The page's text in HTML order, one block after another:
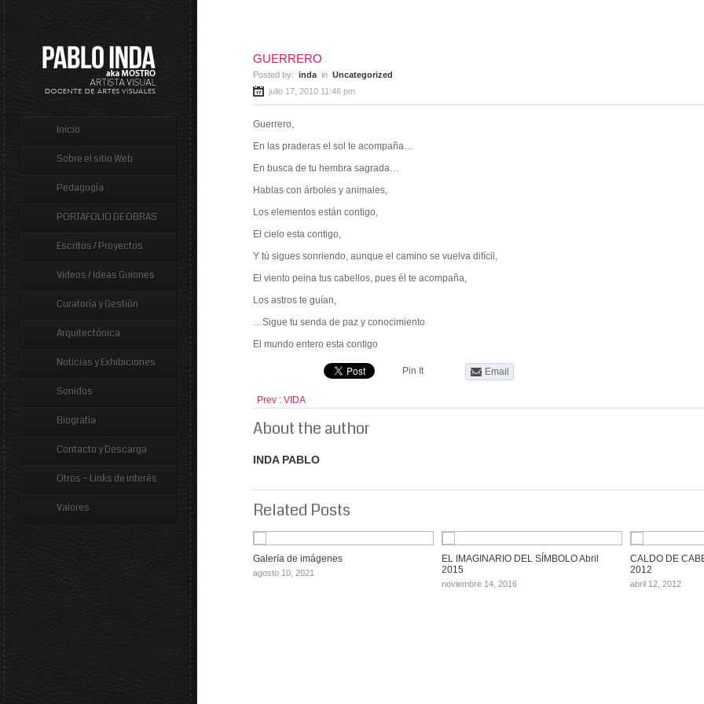
Inicio
Sobre el sitio Web
Pedagogía
PORTAFOLIO DE OBRAS
Escritos / Proyectos
Videos / Ideas Guiones
Curatoría y Gestión
Arquitectónica
Noticias y Exhibiciones
Sonidos
Biografía
Contacto y Descarga
Otros – Links de interés
Valores
GUERRERO
Posted by: inda in Uncategorized
julio 17, 2010 11:46 pm
Guerrero,
En las praderas el sol te acompaña…
En busca de tu hembra sagrada…
Hablas con árboles y animales,
Los elementos están contigo,
El cielo esta contigo,
Y tú sigues sonriendo, aunque el camino se vuelva difícil,
El viento peina tus cabellos, pues él te acompaña,
Los astros te guían,
…Sigue tu senda de paz y conocimiento
El mundo entero esta contigo
Pin It Email
Prev : VIDA
About the author
INDA PABLO
Related Posts
Galería de imágenes
agosto 10, 2021
EL IMAGINARIO DEL SÍMBOLO Abril
2015
noviembre 14, 2016
CALDO DE
2012
abril 12, 2012